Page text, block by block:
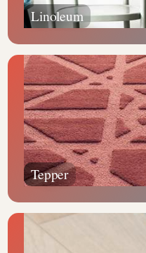
Linoleum
Tepper